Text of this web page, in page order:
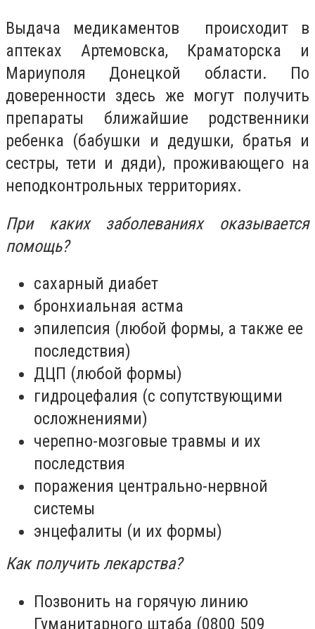
Выдача медикаментов происходит в
аптеках Артемовска, Краматорска и
Мариуполя Донецкой области. По
доверенности здесь же могут получить
препараты ближайшие родственники
ребенка (бабушки и дедушки, братья и
сестры, тети и дяди), проживающего на
неподконтрольных территориях.
При каких заболеваниях оказывается
помощь?
сахарный диабет
бронхиальная астма
эпилепсия (любой формы, а также ее
последствия)
ДЦП (любой формы)
гидроцефалия (с сопутствующими
осложнениями)
черепно-мозговые травмы и их
последствия
поражения центрально-нервной
системы
энцефалиты (и их формы)
Как получить лекарства?
Позвонить на горячую линию
Гуманитарного штаба (0800 509